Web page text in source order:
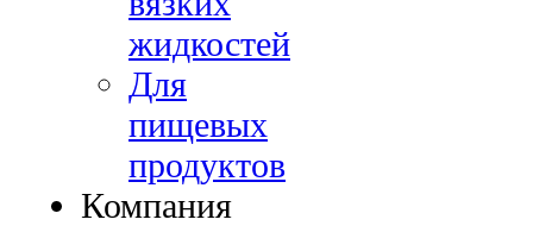
жидкостей
Для
пищевых
продуктов
Компания